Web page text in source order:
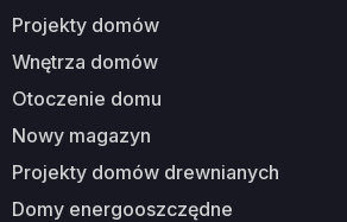
Projekty domów
Wnętrza domów
Otoczenie domu
Nowy magazyn
Projekty domów drewnianych
Domy energooszczędne